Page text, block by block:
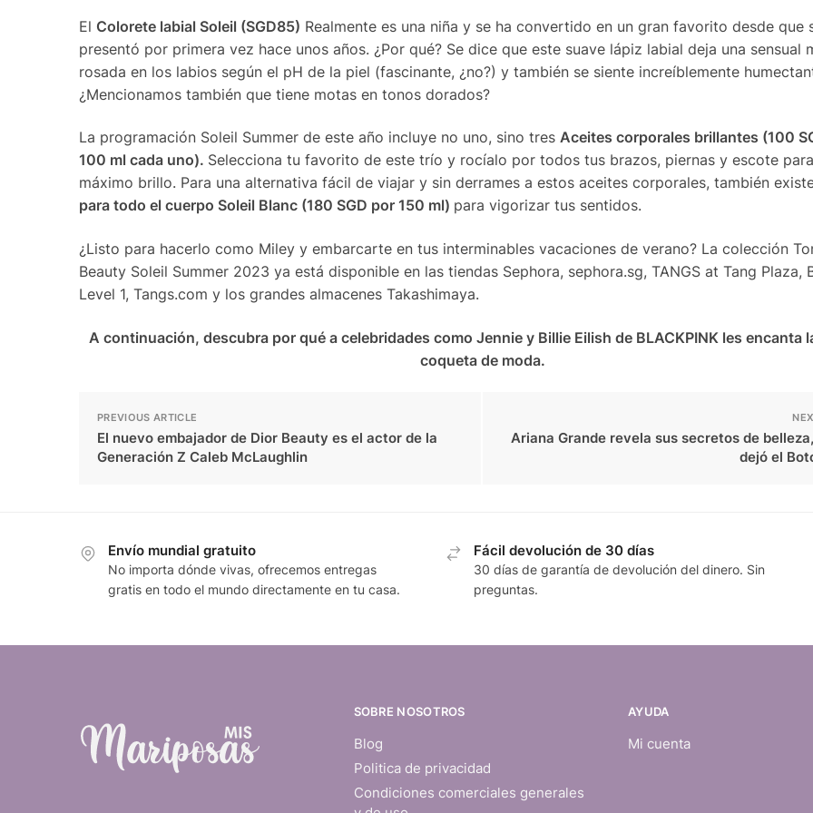
El Colorete labial Soleil (SGD85) Realmente es una niña y se ha convertido en un gran favorito desde que
presentó por primera vez hace unos años. ¿Por qué? Se dice que este suave lápiz labial deja una sensual
rosada en los labios según el pH de la piel (fascinante, ¿no?) y también se siente increíblemente
¿Mencionamos también que tiene motas en tonos dorados?
La programación Soleil Summer de este año incluye no uno, sino tres Aceites corporales brillantes (100
100 ml cada uno). Selecciona tu favorito de este trío y rocíalo por todos tus brazos, piernas y escote
máximo brillo. Para una alternativa fácil de viajar y sin derrames a estos aceites corporales, también
para todo el cuerpo Soleil Blanc (180 SGD por 150 ml) para vigorizar tus sentidos.
¿Listo para hacerlo como Miley y embarcarte en tus interminables vacaciones de verano? La colección
Beauty Soleil Summer 2023 ya está disponible en las tiendas Sephora, sephora.sg, TANGS at Tang Plaza,
Level 1, Tangs.com y los grandes almacenes Takashimaya.
A continuación, descubra por qué a celebridades como Jennie y Billie Eilish de BLACKPINK les encanta
coqueta de moda.
PREVIOUS ARTICLE
El nuevo embajador de Dior Beauty es el actor de la
Generación Z Caleb McLaughlin
Ariana Grande revela sus secretos de
dejó el
Envío mundial gratuito
No importa dónde vivas, ofrecemos entregas
gratis en todo el mundo directamente en tu casa.
Fácil devolución de 30 días
30 días de garantía de devolución del dinero. Sin
preguntas.
SOBRE NOSOTROS
Blog
Politica de privacidad
Condiciones comerciales generales
AYUDA
Mi cuenta